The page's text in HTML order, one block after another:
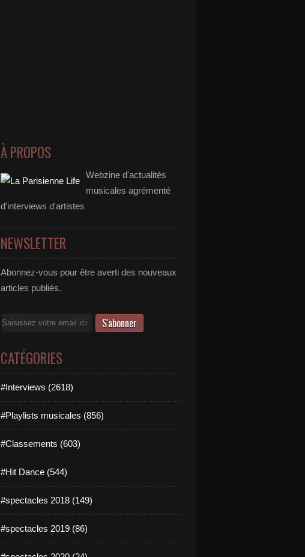
À PROPOS
Webzine d'actualités
musicales agrémenté
d'interviews d'artistes
NEWSLETTER
Abonnez-vous pour être averti des nouveaux
articles publiés.
Email
CATÉGORIES
#Interviews (2618)
#Playlists musicales (856)
#Classements (603)
#Hit Dance (544)
#spectacles 2018 (149)
#spectacles 2019 (86)